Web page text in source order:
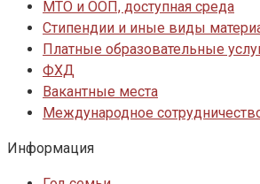
МТО и ООП, доступная среда
Стипендии и иные виды
Платные образовательные
ФХД
Вакантные места
Международное
Информация